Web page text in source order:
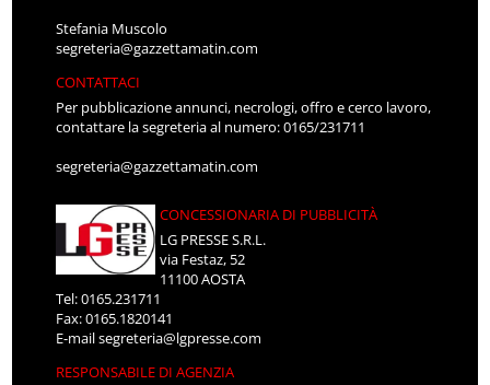
Stefania Muscolo
segreteria@gazzettamatin.com
CONTATTACI
Per pubblicazione annunci, necrologi, offro e cerco lavoro,
contattare la segreteria al numero: 0165/231711
segreteria@gazzettamatin.com
CONCESSIONARIA DI PUBBLICITÀ
LG PRESSE S.R.L.
via Festaz, 52
11100 AOSTA
Tel: 0165.231711
Fax: 0165.1820141
E-mailsegreteria@lgpresse.com
RESPONSABILE DI AGENZIA